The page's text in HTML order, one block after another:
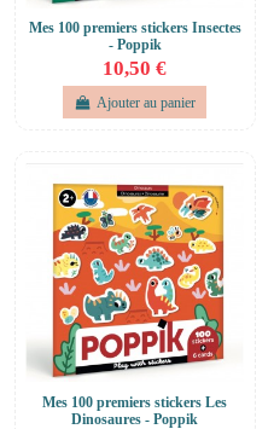
Mes 100 premiers stickers Insectes
- Poppik
10,50 €
Ajouter au panier
Mes 100 premiers stickers Les
Dinosaures - Poppik